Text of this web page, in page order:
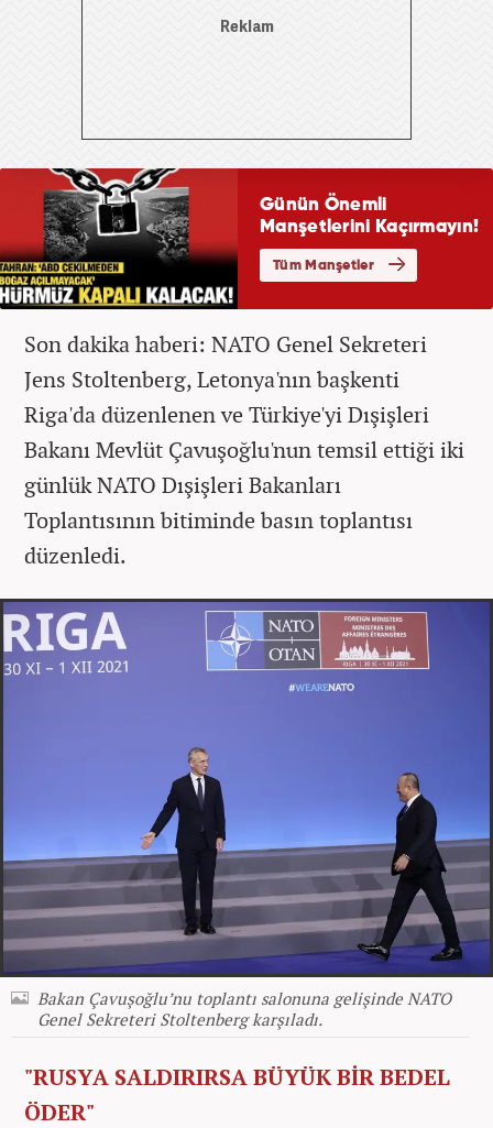
Son dakika haberi: NATO Genel Sekreteri
Jens Stoltenberg, Letonya'nın başkenti
Riga'da düzenlenen ve Türkiye'yi Dışişleri
Bakanı Mevlüt Çavuşoğlu'nun temsil ettiği iki
günlük NATO Dışişleri Bakanları
Toplantısının bitiminde basın toplantısı
düzenledi.
Bakan Çavuşoğlu’nu toplantı salonuna gelişinde NATO
Genel Sekreteri Stoltenberg karşıladı.
"RUSYA SALDIRIRSA BÜYÜK BİR BEDEL
ÖDER"